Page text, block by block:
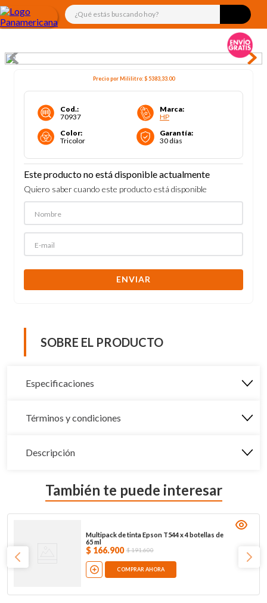
¿Qué estás buscando hoy?
Precio porMililitro:$ 5383,33.00
Cod.:
70937
Marca:
HP
Color:
Tricolor
Garantía:
30 días
Este producto no está disponible actualmente
Quiero saber cuando este producto está disponible
ENVIAR
SOBRE EL PRODUCTO
Especificaciones
Términos y condiciones
Descripción
También te puede interesar
Multipack de tinta Epson T544 x 4 botellas de
65 ml
$ 166.900 $191.600
COMPRAR AHORA